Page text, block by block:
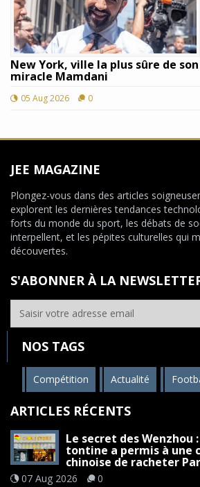
New York, ville la plus sûre de
miracle Mamdani
05 Aug 2026 0
JEE MAGAZINE
Plongez-vous dans des articles
explorent les dernières tendances
forts du monde du sport, les débats de
interpellent, et les pépites culturelles qui
découvertes.
S'ABONNER À LA
NOS TAGS
Compétition Actualité
ARTICLES RÉCENTS
Le secret des Wenzhou
tontine a permis à une
chinoise de racheter
07 Aug 2026 0